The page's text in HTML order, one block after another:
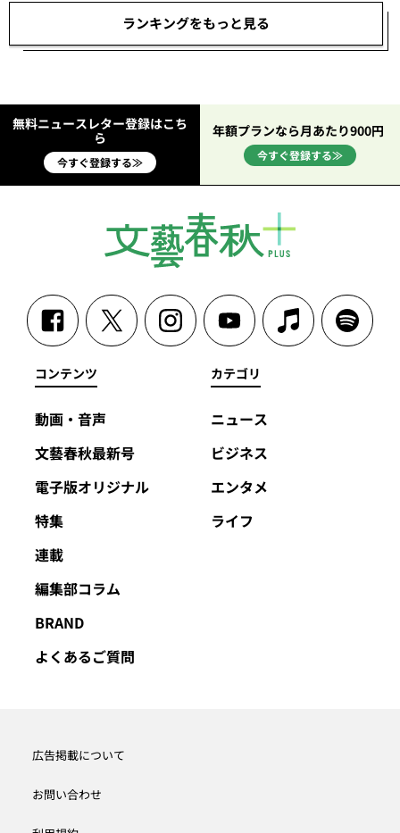
ランキングをもっと見る
無料ニュースレター登録はこち
ら
今すぐ登録する≫
年額プランなら月あたり900円
今すぐ登録する≫
コンテンツ
動画・音声
文藝春秋最新号
電子版オリジナル
特集
連載
編集部コラム
BRAND
よくあるご質問
カテゴリ
ニュース
ビジネス
エンタメ
ライフ
広告掲載について
お問い合わせ